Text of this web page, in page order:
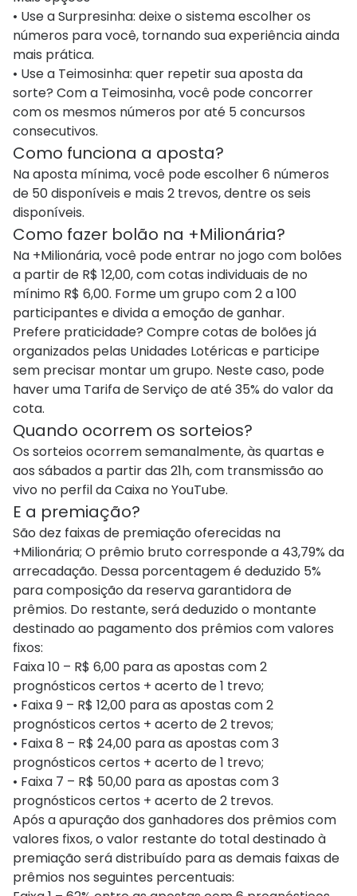
• Use a Surpresinha: deixe o sistema escolher os
números para você, tornando sua experiência ainda
mais prática.
• Use a Teimosinha: quer repetir sua aposta da
sorte? Com a Teimosinha, você pode concorrer
com os mesmos números por até 5 concursos
consecutivos.
Como funciona a aposta?
Na aposta mínima, você pode escolher 6 números
de 50 disponíveis e mais 2 trevos, dentre os seis
disponíveis.
Como fazer bolão na +Milionária?
Na +Milionária, você pode entrar no jogo com bolões
a partir de R$ 12,00, com cotas individuais de no
mínimo R$ 6,00. Forme um grupo com 2 a 100
participantes e divida a emoção de ganhar.
Prefere praticidade? Compre cotas de bolões já
organizados pelas Unidades Lotéricas e participe
sem precisar montar um grupo. Neste caso, pode
haver uma Tarifa de Serviço de até 35% do valor da
cota.
Quando ocorrem os sorteios?
Os sorteios ocorrem semanalmente, às quartas e
aos sábados a partir das 21h, com transmissão ao
vivo no perfil da Caixa no YouTube.
E a premiação?
São dez faixas de premiação oferecidas na
+Milionária; O prêmio bruto corresponde a 43,79​% da
arrecadação. Dessa porcentagem é deduzido 5%
para composição da reserva garantidora de
prêmios. Do restante, será deduzido o montante
destinado ao pagamento dos prêmios com valores
fixos:
Faixa 10 – R$ 6,00 para as apostas com 2
prognósticos certos + acerto de 1 trevo;
• Faixa 9 – R$ 12,00 para as apostas com 2
prognósticos certos + acerto de 2 trevos;
• Faixa 8 – R$ 24,00 para as apostas com 3
prognósticos certos + acerto de 1 trevo;
• Faixa 7 – R$ 50,00 para as apostas com 3
prognósticos certos + acerto de 2 trevos.
Após a apuração dos ganhadores dos prêmios com
valores fixos, o valor restante do total destinado à
premiação será distribuído para as demais faixas de
prêmios nos seguintes percentuais: